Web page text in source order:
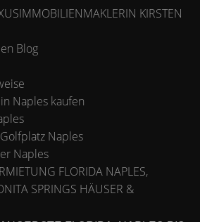
KIRSTEN
Blog
Naples kaufen
Naples
Naples
FLORIDA NAPLES,
SPRINGS HÄUSER &